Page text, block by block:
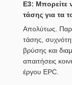
Ε3: Μπορείτε
τάσης για τα
Απολύτως.
τάσης,
βρύσης και
απαιτήσεις
έργου EPC.